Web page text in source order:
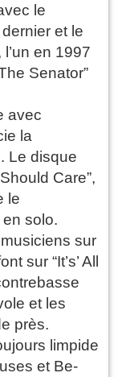
le
et le
en 1997
Senator”
avec
la
Le disque
Care”,
le
solo.
sur
sur “It’s’ All
et les
près.
limpide
et Be-